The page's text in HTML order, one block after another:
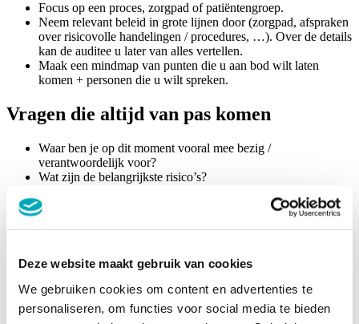
Deze website maakt gebruik van cookies
We gebruiken cookies om content en advertenties te
personaliseren, om functies voor social media te bieden
Focus op een proces, zorgpad of patiëntengroep.
Neem relevant beleid in grote lijnen door (zorgpad, afspraken
over risicovolle handelingen / procedures, …). Over de details
kan de auditee u later van alles vertellen.
Maak een mindmap van punten die u aan bod wilt laten
komen + personen die u wilt spreken.
Vragen die altijd van pas komen
Waar ben je op dit moment vooral mee bezig /
verantwoordelijk voor?
Wat zijn de belangrijkste risico’s?
Wat doet u wanneer zo’n risico toch is opgetreden?
De tracer wordt actief, vooral staand uitgevoerd (rondlopen en
kijken) op de plaatsen waar de zorg / behandeling wordt
uitgevoerd.
Houd een strakke regie tijdens de tracer.